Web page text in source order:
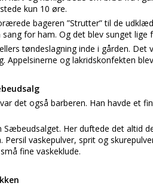
kun 10 øre.
bageren ”Strutter” til de
for ham. Og det blev sunget lige
tøndeslagning inde i gården.
Appelsinerne og lakridskonfekten
det også barberen. Han havde et
Sæbeudsalget. Her duftede det altid
Persil vaskepulver, sprit og
fine vaskeklude.